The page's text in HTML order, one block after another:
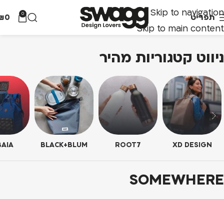
Skip to navigation
Skip to main content
תפריט 0
0
ניווט קטגוריות מהיר
XD DESIGN
ROOT7
BLACK+BLUM
SOMEWHERE